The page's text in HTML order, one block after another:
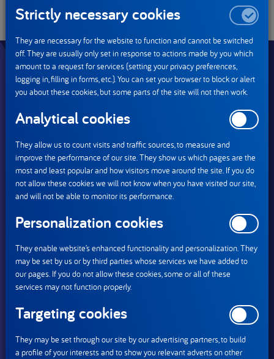
stołówce.
Strictly necessary cookies
They are necessary for the website to function and cannot be switched
off. They are usually only set in response to actions made by you which
amount to a request for services (setting your privacy preferences,
logging in, filling in forms, etc.). You can set your browser to block or alert
you about these cookies, but some parts of the site will not then work.
Analytical cookies
They allow us to count visits and traffic sources, to measure and
improve the performance of our site. They show us which pages are the
most and least popular and how visitors move around the site. If you do
not allow these cookies we will not know when you have visited our site,
and will not be able to monitor its performance.
Personalization cookies
They enable website’s enhanced functionality and personalization. They
may be set by us or by third parties whose services we have added to
our pages. If you do not allow these cookies, some or all of these
services may not function properly.
Targeting cookies
They may be set through our site by our advertising partners, to build
a profile of your interests and to show you relevant adverts on other